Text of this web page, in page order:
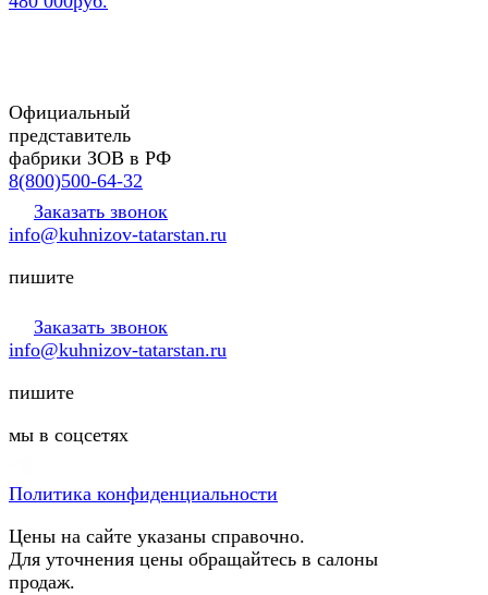
Официальный
представитель
фабрики ЗОВ в РФ
8(800)500-64-32
Заказать звонок
info@kuhnizov-tatarstan.ru
пишите
Заказать звонок
info@kuhnizov-tatarstan.ru
пишите
мы в соцсетях
Политика конфиденциальности
Цены на сайте указаны справочно.
Для уточнения цены обращайтесь в салоны
продаж.